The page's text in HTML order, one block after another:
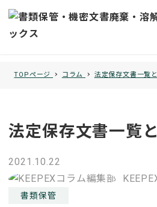
TOPページ コラム 法定保存文書一覧
法定保存文書一覧
投稿日
2021.10.22
著者
コラムカテゴリー
書類保管